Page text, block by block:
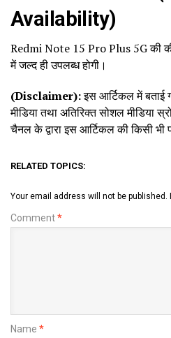
Availability)
Redmi Note 15 Pro Plus 5G की
में जल्द ही उपलब्ध होगी।
(Disclaimer):इस आर्टिकल में बताई
मीडिया तथा अतिरिक्त सोशल मीडिया
चैनल के द्वारा इस आर्टिकल की किसी भी
RELATED TOPICS:
Your email address will not be published.
Comment*
Name *